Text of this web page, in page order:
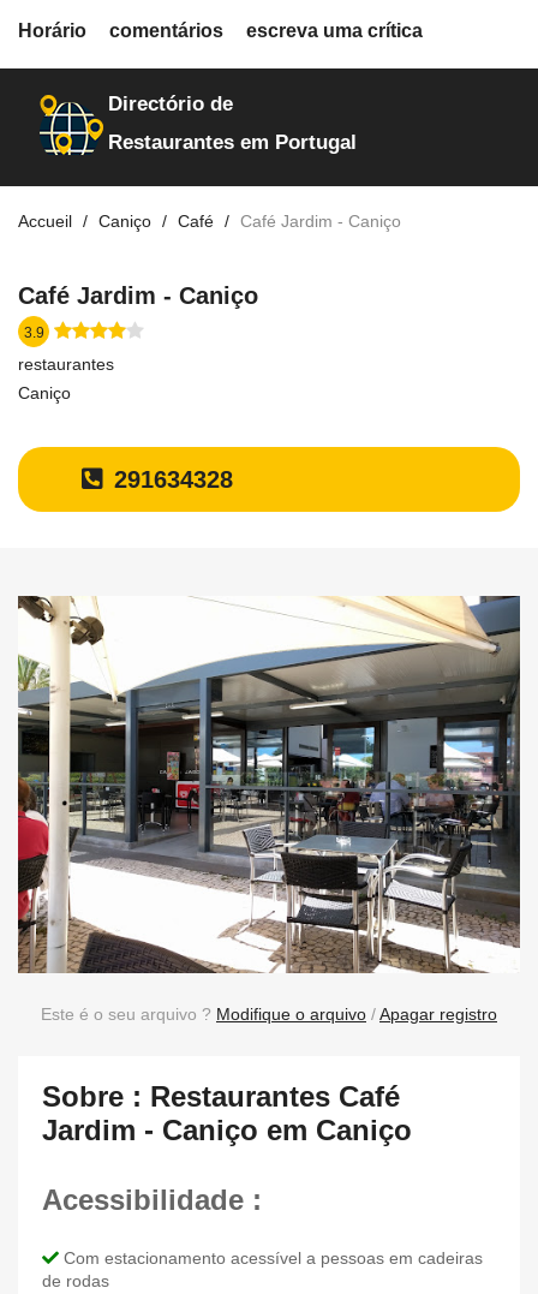
restaurantes
Directório de
Restaurantes em Portugal
Accueil Caniço Café Café Jardim - Caniço
Café Jardim - Caniço
3.9
restaurantes
Caniço
291634328
Horário comentários escreva uma crítica
Este é o seu arquivo ? Modifique o arquivo /Apagar registro
Sobre : Restaurantes Café
Jardim - Caniço em Caniço
Acessibilidade :
Com estacionamento acessível a pessoas em cadeiras
de rodas